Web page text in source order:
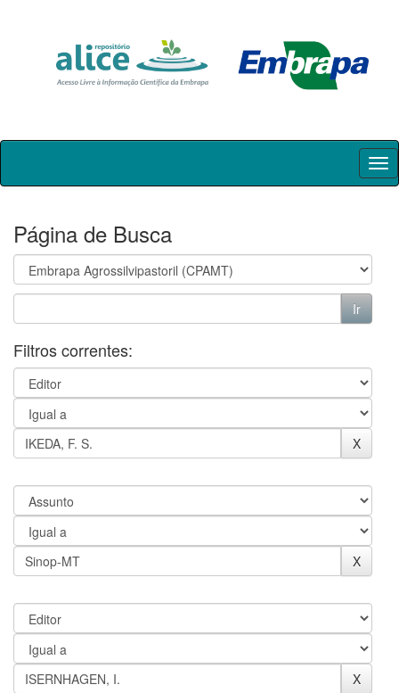
Skip
Página de Busca
Filtros correntes: